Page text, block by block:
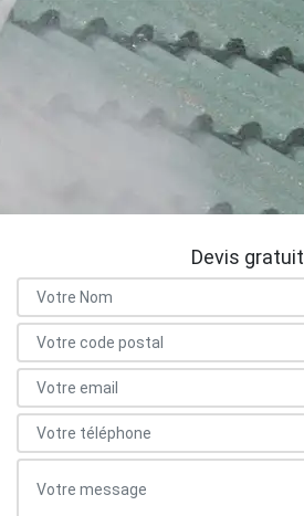
Devis gratuit